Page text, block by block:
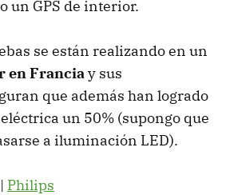
un GPS de interior.
se están realizando en un
en Franciay sus
que además han logrado
un 50% (supongo que
a iluminación LED).
Philips